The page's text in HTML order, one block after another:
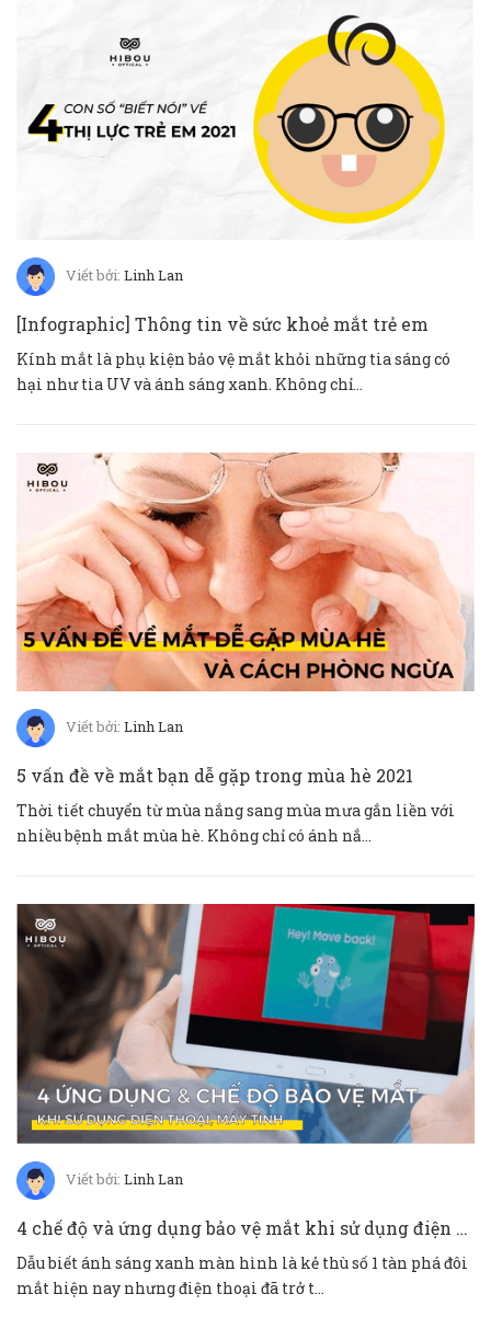
Viết bởi: Linh Lan
[Infographic] Thông tin về sức khoẻ mắt trẻ em
Kính mắt là phụ kiện bảo vệ mắt khỏi những tia sáng có
hại như tia UV và ánh sáng xanh. Không chỉ...
Viết bởi: Linh Lan
5 vấn đề về mắt bạn dễ gặp trong mùa hè 2021
Thời tiết chuyển từ mùa nắng sang mùa mưa gắn liền với
nhiều bệnh mắt mùa hè. Không chỉ có ánh nắ...
Viết bởi: Linh Lan
4 chế độ và ứng dụng bảo vệ mắt khi sử dụng điện thoại IOS và ANDROID
Dẫu biết ánh sáng xanh màn hình là kẻ thù số 1 tàn phá đôi
mắt hiện nay nhưng điện thoại đã trở t...